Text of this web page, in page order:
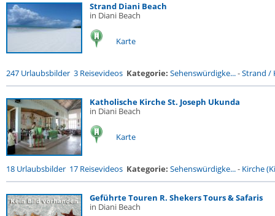
Strand Diani Beach
in Diani Beach
Karte
247 Urlaubsbilder 3 Reisevideos Kategorie: Sehenswürdigke...-Strand /
Katholische Kirche St. Joseph Ukunda
in Diani Beach
Karte
18 Urlaubsbilder 17 Reisevideos Kategorie: Sehenswürdigke...- Kirche
Geführte Touren R. Shekers Tours & Safaris
in Diani Beach